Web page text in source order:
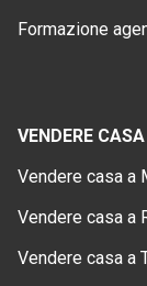
Formazione
VENDERE CASA
Vendere casa a
Vendere casa a
Vendere casa a